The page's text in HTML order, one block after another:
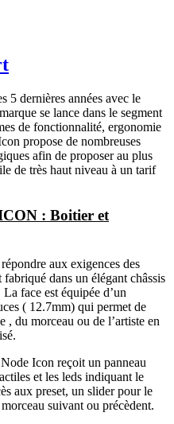
5 dernières années avec le
se lance dans le segment
de fonctionnalité, ergonomie
propose de nombreuses
afin de proposer au plus
de très haut niveau à un tarif
: Boitier et
aux exigences des
dans un élégant châssis
face est équipée d’un
( 12.7mm) qui permet de
, du morceau ou de l’artiste en
Icon reçoit un panneau
et les leds indiquant le
aux preset, un slider pour le
suivant ou précèdent.